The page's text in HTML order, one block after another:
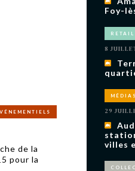
de son concept autour de
communication, revient sur
de la
pour la
Foy-
RETAIL
8
MÉDIAS
29
villes